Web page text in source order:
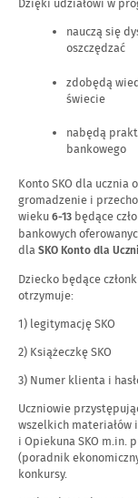
Dzięki udziałowi w
nauczą się
oszczędzać
zdobędą
świecie
nabędą
bankowego
Konto SKO dla ucznia
gromadzenie i
wieku 6-13 będące
bankowych
dla SKO Konto dla
Dziecko będące
otrzymuje:
1) legitymację SKO
2) Książeczkę SKO
3) Numer klienta i
Uczniowie
wszelkich materiałów
i Opiekuna SKO m.in.
(poradnik
konkursy.